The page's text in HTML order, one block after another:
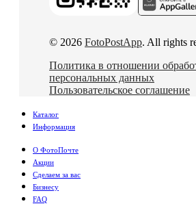
© 2026 FotoPostApp. All rights
Политика в отношении
персональных данных
Пользовательское соглашение
Каталог
Информация
О ФотоПочте
Акции
Сделаем за вас
Бизнесу
FAQ